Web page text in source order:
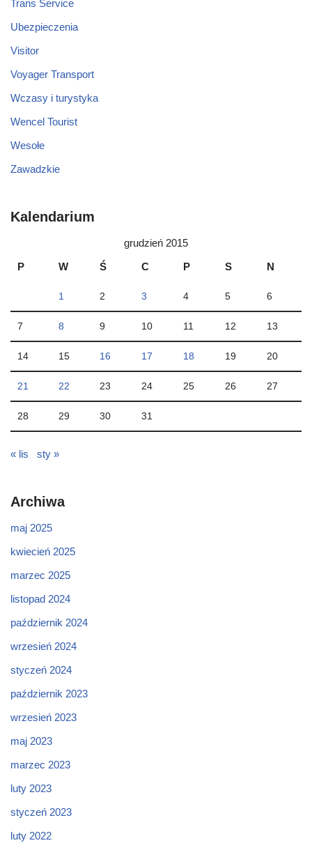
Trans Service
Ubezpieczenia
Visitor
Voyager Transport
Wczasy i turystyka
Wencel Tourist
Wesołe
Zawadzkie
Kalendarium
grudzień 2015
P
W Ś C P S N
1 2 3 4 5 6
7 8 9 10 11 12 13
14 15 16 17 18 19 20
21 22 23 24 25 26 27
28 29 30 31
« lis sty »
Archiwa
maj 2025
kwiecień 2025
marzec 2025
listopad 2024
październik 2024
wrzesień 2024
styczeń 2024
październik 2023
wrzesień 2023
maj 2023
marzec 2023
luty 2023
styczeń 2023
luty 2022